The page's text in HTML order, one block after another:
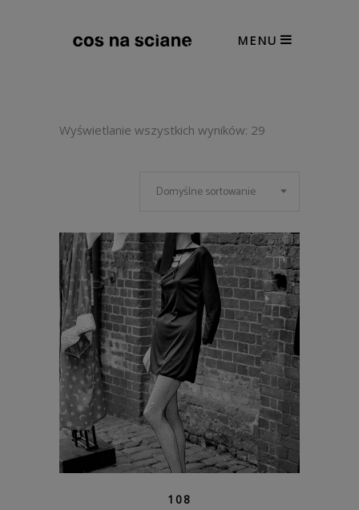
MENU
Wyświetlanie wszystkich wyników: 29
Domyślne sortowanie
108